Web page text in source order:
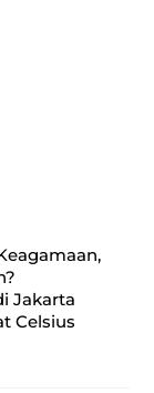
Jakarta
Celsius